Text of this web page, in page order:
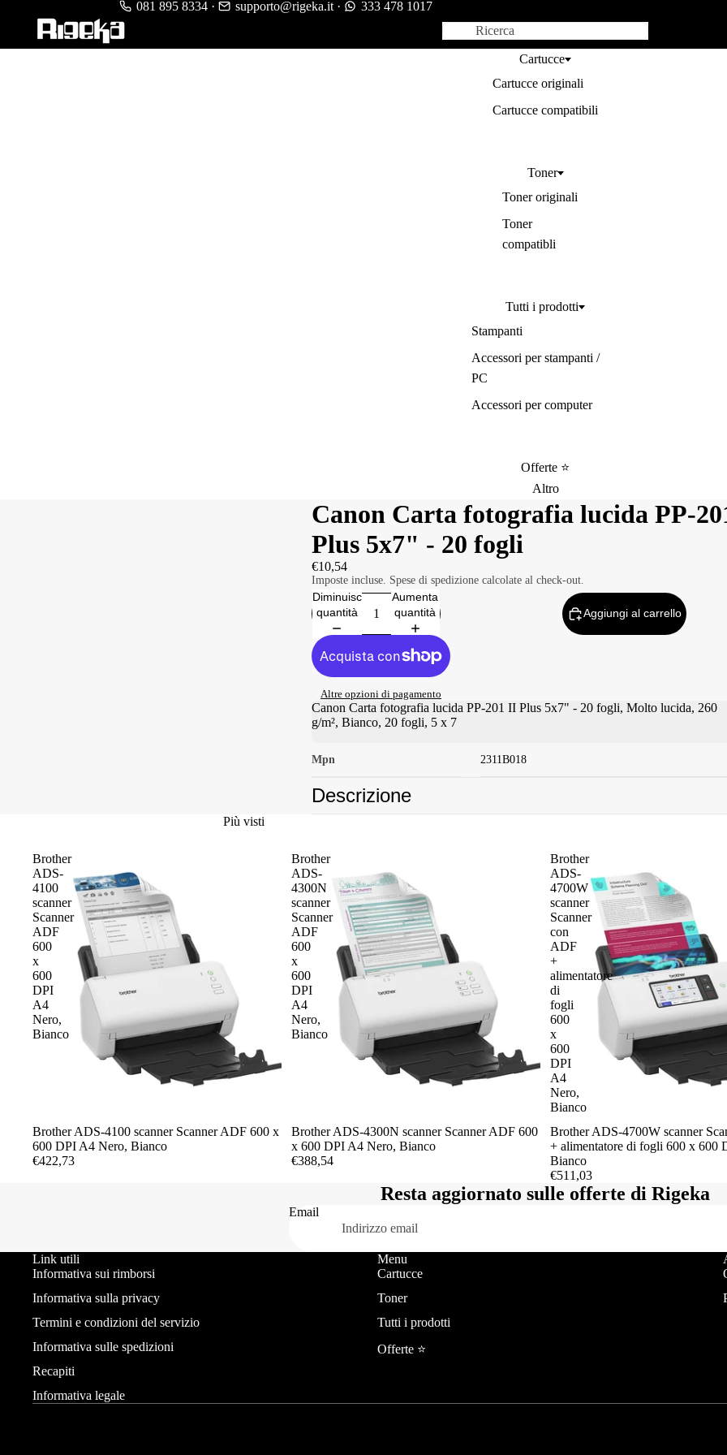
081 895 8334· supporto@rigeka.it · 333 478 1017
Cartucce
Cartucce originali
Cartucce compatibili
Toner
Toner originali
Toner
compatibli
Tutti i prodotti
Stampanti
Accessori per stampanti /
PC
Accessori per computer
Offerte ⭐️
Altro
Canon Carta fotografia lucida PP-
Plus 5x7" - 20 fogli
€10,54
Imposte incluse. Spese di spedizione calcolate al check-out.
Diminuisci
quantità
Aumenta
quantità
Aggiungi al carrello
Altre opzioni di pagamento
Canon Carta fotografia lucida PP-201 II Plus 5x7" - 20 fogli, Molto lucida, 260
g/m², Bianco, 20 fogli, 5 x 7
Mpn 2311B018
Descrizione
Più visti
Brother
ADS-
4100
scanner
Scanner
ADF
600
x
600
DPI
A4
Nero,
Bianco
Brother ADS-4100 scanner Scanner ADF 600 x
600 DPI A4 Nero, Bianco
€422,73
Brother
ADS-
4300N
scanner
Scanner
ADF
600
x
600
DPI
A4
Nero,
Bianco
Brother ADS-4300N scanner Scanner ADF 600
x 600 DPI A4 Nero, Bianco
€388,54
Brother
ADS-
4700W
scanner
Scanner
con
ADF
+
alimentatore
di
fogli
600
x
600
DPI
A4
Nero,
Bianco
Brother ADS-4700W scanner
+ alimentatore di fogli 600 x 600
Bianco
€511,03
Resta aggiornato sulle offerte di Rigeka
Email
Link utili
Informativa sui rimborsi
Informativa sulla privacy
Termini e condizioni del servizio
Informativa sulle spedizioni
Recapiti
Informativa legale
Menu
Cartucce
Toner
Tutti i prodotti
Offerte ⭐️